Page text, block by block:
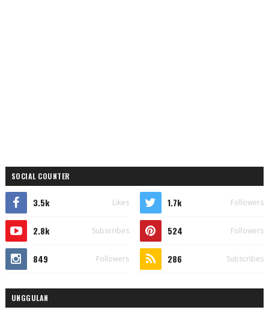
SOCIAL COUNTER
3.5k Likes 1.7k Followers
2.8k Subscribes 524 Followers
849 Followers 286 Subscribes
UNGGULAN